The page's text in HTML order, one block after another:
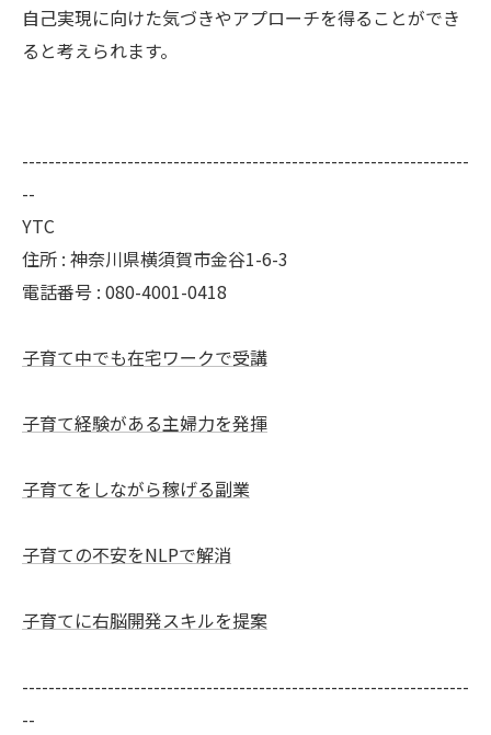
自己実現に向けた気づきやアプローチを得ることができ
ると考えられます。
--------------------------------------------------------------------
--
YTC
住所 : 神奈川県横須賀市金谷1-6-3
電話番号 : 080-4001-0418
子育て中でも在宅ワークで受講
子育て経験がある主婦力を発揮
子育てをしながら稼げる副業
子育ての不安をNLPで解消
子育てに右脳開発スキルを提案
--------------------------------------------------------------------
--